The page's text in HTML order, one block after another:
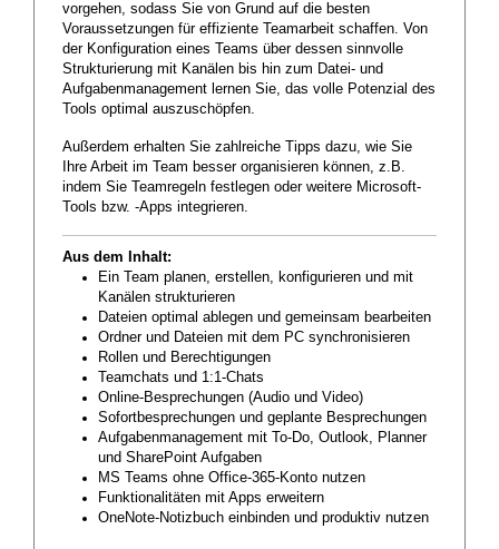
vorgehen, sodass Sie von Grund auf die besten
Voraussetzungen für effiziente Teamarbeit schaffen. Von
der Konfiguration eines Teams über dessen sinnvolle
Strukturierung mit Kanälen bis hin zum Datei- und
Aufgabenmanagement lernen Sie, das volle Potenzial des
Tools optimal auszuschöpfen.
Außerdem erhalten Sie zahlreiche Tipps dazu, wie Sie
Ihre Arbeit im Team besser organisieren können, z.B.
indem Sie Teamregeln festlegen oder weitere Microsoft-
Tools bzw. -Apps integrieren.
Aus dem Inhalt:
Ein Team planen, erstellen, konfigurieren und mit
Kanälen strukturieren
Dateien optimal ablegen und gemeinsam bearbeiten
Ordner und Dateien mit dem PC synchronisieren
Rollen und Berechtigungen
Teamchats und 1:1-Chats
Online-Besprechungen (Audio und Video)
Sofortbesprechungen und geplante Besprechungen
Aufgabenmanagement mit To-Do, Outlook, Planner
und SharePoint Aufgaben
MS Teams ohne Office-365-Konto nutzen
Funktionalitäten mit Apps erweitern
OneNote-Notizbuch einbinden und produktiv nutzen